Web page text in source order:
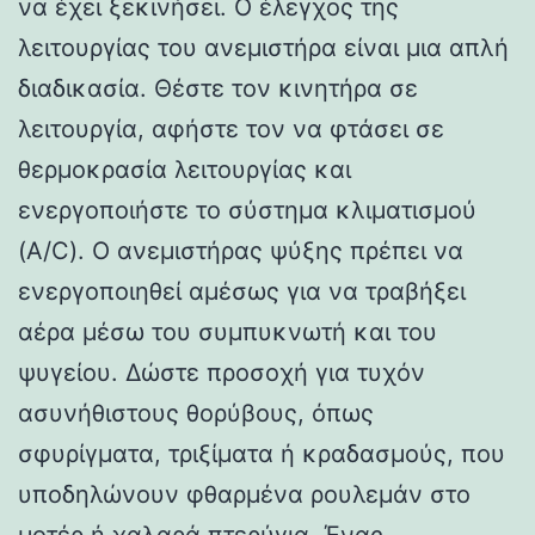
να έχει ξεκινήσει. Ο έλεγχος της
λειτουργίας του ανεμιστήρα είναι μια απλή
διαδικασία. Θέστε τον κινητήρα σε
λειτουργία, αφήστε τον να φτάσει σε
θερμοκρασία λειτουργίας και
ενεργοποιήστε το σύστημα κλιματισμού
(A/C). Ο ανεμιστήρας ψύξης πρέπει να
ενεργοποιηθεί αμέσως για να τραβήξει
αέρα μέσω του συμπυκνωτή και του
ψυγείου. Δώστε προσοχή για τυχόν
ασυνήθιστους θορύβους, όπως
σφυρίγματα, τριξίματα ή κραδασμούς, που
υποδηλώνουν φθαρμένα ρουλεμάν στο